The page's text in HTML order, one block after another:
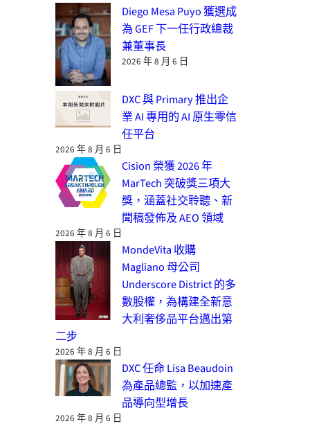
Diego Mesa Puyo 獲選成
為 GEF 下一任行政總裁
兼董事長
2026 年 8 月 6 日
DXC 與 Primary 推出企
業 AI 專用的 AI 原生零信
任平台
2026 年 8 月 6 日
Cision 榮獲 2026 年
MarTech 突破獎三項大
獎，涵蓋社交聆聽、新
聞稿發佈及 AEO 領域
2026 年 8 月 6 日
MondeVita 收購
Magliano 母公司
Underscore District 的多
數股權，為構建全新意
大利奢侈品平台邁出第
二步
2026 年 8 月 6 日
DXC 任命 Lisa Beaudoin
為產品總監，以加速產
品導向型增長
2026 年 8 月 6 日